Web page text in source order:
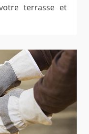
terrasse et